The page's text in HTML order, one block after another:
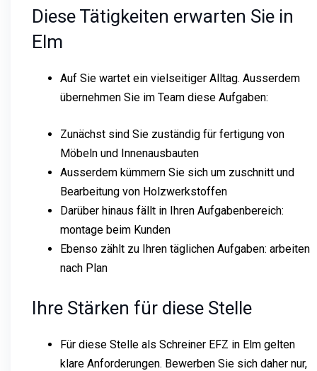
Diese Tätigkeiten erwarten Sie in
Elm
Auf Sie wartet ein vielseitiger Alltag. Ausserdem
übernehmen Sie im Team diese Aufgaben:
Zunächst sind Sie zuständig für fertigung von
Möbeln und Innenausbauten
Ausserdem kümmern Sie sich um zuschnitt und
Bearbeitung von Holzwerkstoffen
Darüber hinaus fällt in Ihren Aufgabenbereich:
montage beim Kunden
Ebenso zählt zu Ihren täglichen Aufgaben: arbeiten
nach Plan
Ihre Stärken für diese Stelle
Für diese Stelle als Schreiner EFZ in Elm gelten
klare Anforderungen. Bewerben Sie sich daher nur,